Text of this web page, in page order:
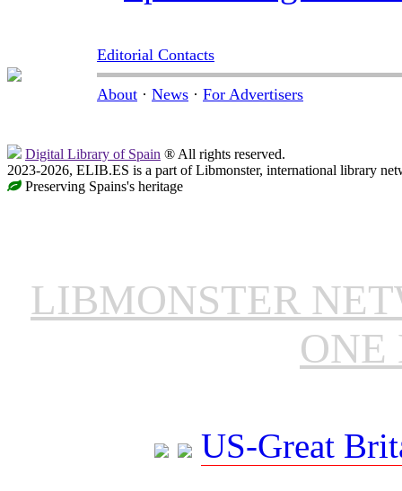
Editorial Contacts
About · News · For Advertisers
Digital Library of Spain ® All rights reserved.
2023-2026, ELIB.ES is a part of Libmonster, international library
Preserving Spains's heritage
LIBMONSTER
ONE
US-Great